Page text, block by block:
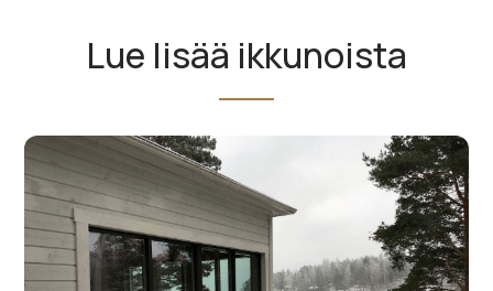
Lue lisää ikkunoista